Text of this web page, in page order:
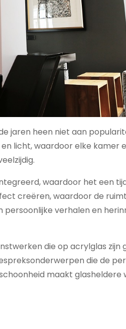
jaren heen niet aan
licht, waardoor elke kamer
waardoor het een
creëren, waardoor de
verhalen en
die op acrylglas zijn
die de
maakt